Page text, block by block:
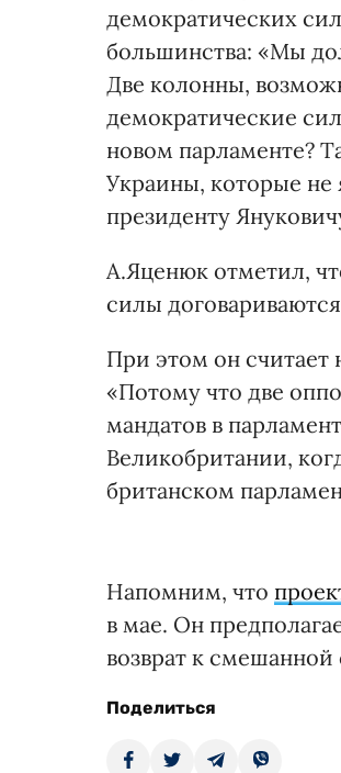
демократических
большинства: «Мы
Две колонны,
демократические
новом парламенте?
Украины, которые не
президенту
А.Яценюк отметил,
силы
При этом он считает
«Потому что две
мандатов в
Великобритании,
британском
Напомним, что
в мае. Он
возврат к
Поделиться